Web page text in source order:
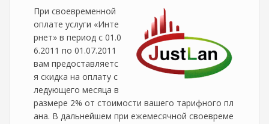
При своевременной
оплате услуги «Инте
рнет» в период с 01.0
6.2011 по 01.07.2011
вам предоставляетс
я скидка на оплату с
ледующего месяца в
размере 2% от стоимости вашего тарифного пл
ана. В дальнейшем при ежемесячной своевреме